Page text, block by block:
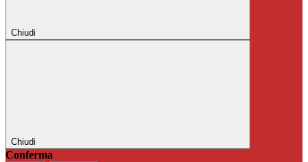
Chiudi
Chiudi
Conferma